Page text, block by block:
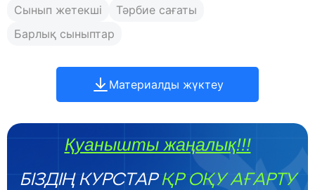
Сынып жетекші
Тәрбие сағаты
Барлық сыныптар
Материалды жүктеу
Қуанышты жаңалық!!!
БІЗДІҢ КУРСТАРҚР ОҚУ АҒАРТУ